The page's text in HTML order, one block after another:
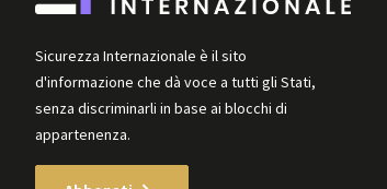
Sicurezza Internazionale è il sito
d'informazione che dà voce a tutti gli Stati,
senza discriminarli in base ai blocchi di
appartenenza.